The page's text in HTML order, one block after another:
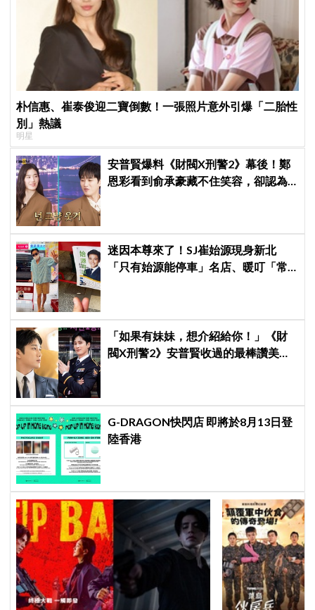
朴信惠、崔泰俊迎二寶倒數！一張照片意外引爆「二胎性
別」熱議
明星
安普賢爆料《財閥X刑警2》幕後！鄭
恩彩看到俞承豪藏不住笑容，卻認為
迷因本尊來了！SJ崔始源現身新北
「只有始源能停車」名店、暖叮「常
「如果有妹妹，想介紹給你！」《財
閥X刑警2》安普賢收過的最棒讚美，
G-DRAGON快閃店 即將於8月13日登
陸香港